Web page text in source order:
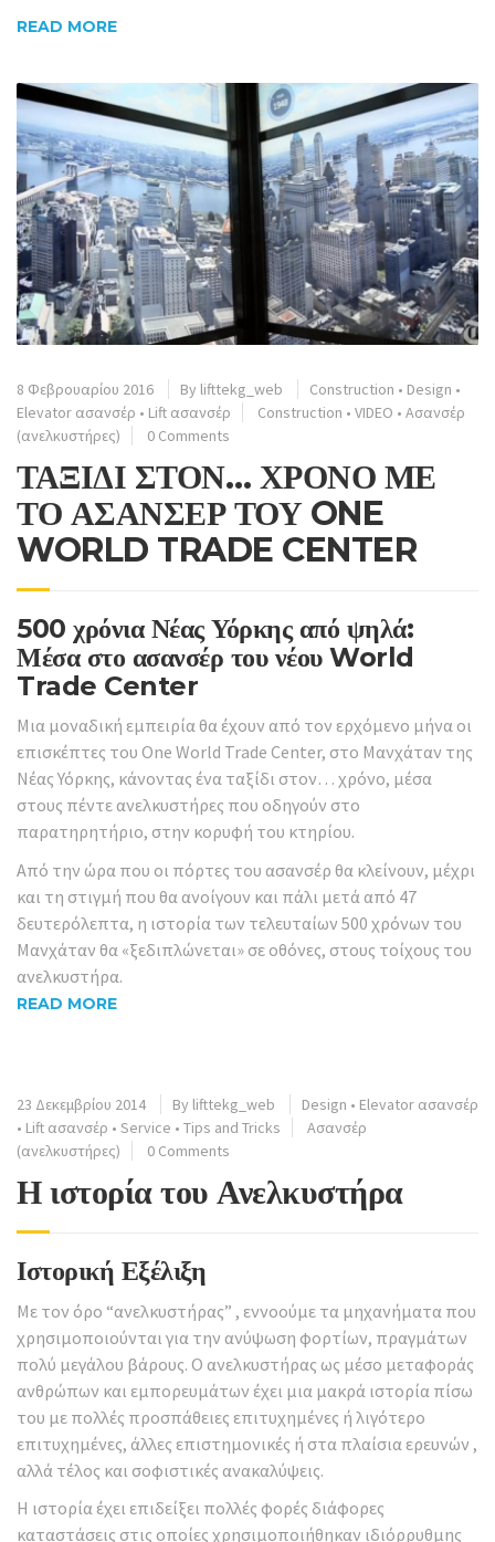
READ MORE
8 Φεβρουαρίου 2016 By lifttekg_web Construction • Design •
Elevator ασανσέρ • Lift ασανσέρ Construction • VIDEO • Ασανσέρ
(ανελκυστήρες)
0 Comments
ΤΑΞΙΔΙ ΣΤΟΝ… ΧΡΟΝΟ ΜΕ
ΤΟ ΑΣΑΝΣΕΡ ΤΟΥ ONE
WORLD TRADE CENTER
500 χρόνια Νέας Υόρκης από ψηλά:
Μέσα στο ασανσέρ του νέου World
Trade Center
Μια μοναδική εμπειρία θα έχουν από τον ερχόμενο μήνα οι
επισκέπτες του One World Trade Center, στο Μανχάταν της
Νέας Υόρκης, κάνοντας ένα ταξίδι στον… χρόνο, μέσα
στους πέντε ανελκυστήρες που οδηγούν στο
παρατηρητήριο, στην κορυφή του κτηρίου.
Από την ώρα που οι πόρτες του ασανσέρ θα κλείνουν, μέχρι
και τη στιγμή που θα ανοίγουν και πάλι μετά από 47
δευτερόλεπτα, η ιστορία των τελευταίων 500 χρόνων του
Μανχάταν θα «ξεδιπλώνεται» σε οθόνες, στους τοίχους του
ανελκυστήρα.
READ MORE
23 Δεκεμβρίου 2014 By lifttekg_web Design • Elevator ασανσέρ
• Lift ασανσέρ • Service • Tips and Tricks
Ασανσέρ
(ανελκυστήρες)
0 Comments
Η ιστορία του Ανελκυστήρα
Ιστορική Εξέλιξη
Με τον όρο “ανελκυστήρας” , εννοούμε τα μηχανήματα που
χρησιμοποιούνται για την ανύψωση φορτίων, πραγμάτων
πολύ μεγάλου βάρους. Ο ανελκυστήρας ως μέσο μεταφοράς
ανθρώπων και εμπορευμάτων έχει μια μακρά ιστορία πίσω
του με πολλές προσπάθειες επιτυχημένες ή λιγότερο
επιτυχημένες, άλλες επιστημονικές ή στα πλαίσια ερευνών ,
αλλά τέλος και σοφιστικές ανακαλύψεις.
Η ιστορία έχει επιδείξει πολλές φορές διάφορες
καταστάσεις στις οποίες χρησιμοποιήθηκαν ιδιόρρυθμης